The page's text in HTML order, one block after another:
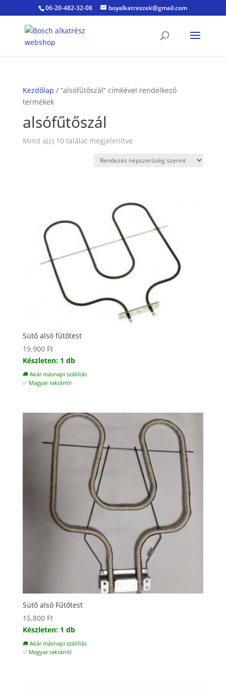
06-20-482-32-08 boyalkatreszek@gmail.com
Kezdőlap / “alsófűtőszál” címkével rendelkező
termékek
alsófűtőszál
Mind a(z) 10 találat megjelenítveSorted
popularity
Sütő alsó fűtőtest
19.900 Ft
Készleten: 1 db
🚚 Akár másnapi szállítás
✅ Magyar raktárról
Sütő alsó Fűtőtest
15.800 Ft
Készleten: 1 db
🚚 Akár másnapi szállítás
✅ Magyar raktárról